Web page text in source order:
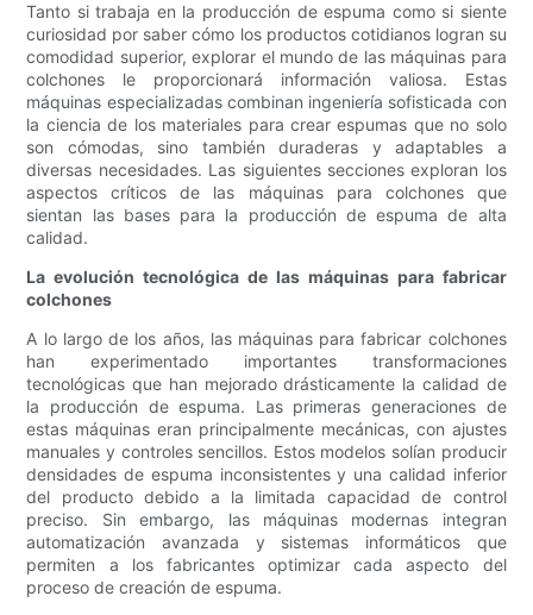
Tanto si trabaja en la producción de espuma como si siente
curiosidad por saber cómo los productos cotidianos logran su
comodidad superior, explorar el mundo de las máquinas para
colchones le proporcionará información valiosa. Estas
máquinas especializadas combinan ingeniería sofisticada con
la ciencia de los materiales para crear espumas que no solo
son cómodas, sino también duraderas y adaptables a
diversas necesidades. Las siguientes secciones exploran los
aspectos críticos de las máquinas para colchones que
sientan las bases para la producción de espuma de alta
calidad.
La evolución tecnológica de las máquinas para fabricar
colchones
A lo largo de los años, las máquinas para fabricar colchones
han experimentado importantes transformaciones
tecnológicas que han mejorado drásticamente la calidad de
la producción de espuma. Las primeras generaciones de
estas máquinas eran principalmente mecánicas, con ajustes
manuales y controles sencillos. Estos modelos solían producir
densidades de espuma inconsistentes y una calidad inferior
del producto debido a la limitada capacidad de control
preciso. Sin embargo, las máquinas modernas integran
automatización avanzada y sistemas informáticos que
permiten a los fabricantes optimizar cada aspecto del
proceso de creación de espuma.